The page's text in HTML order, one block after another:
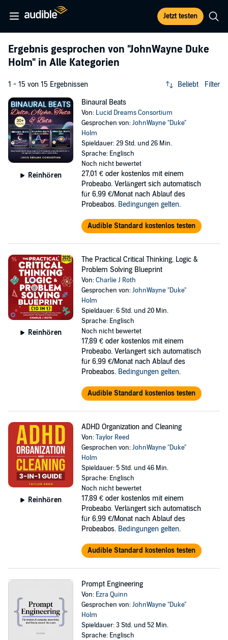
Jetzt testen
Ergebnis gesprochen von "JohnWayne Duke
Holm" in Alle Kategorien
1 - 15 von 15 Ergebnissen Beliebt Filter
Reinhören
Binaural Beats
Von: Lucid Dreams Consortium
Gesprochen von:JohnWayne "Duke"
Holm
Spieldauer: 29 Std. und 26 Min.
Sprache: Englisch
Noch nicht bewertet
27,01 € oder kostenlos mit einem
Probeabo. Verlängert sich automatisch
für 6,99 €/Monat nach Ablauf des
Probeabos. Bedingungen gelten.
Audible Standard kostenlos testen
Reinhören
The Practical Critical Thinking, Logic &
Problem Solving Blueprint
Von:Charlie J Roth
Gesprochen von:JohnWayne "Duke"
Holm
Spieldauer: 6 Std. und 20 Min.
Sprache: Englisch
Noch nicht bewertet
17,89 € oder kostenlos mit einem
Probeabo. Verlängert sich automatisch
für 6,99 €/Monat nach Ablauf des
Probeabos. Bedingungen gelten.
Audible Standard kostenlos testen
Reinhören
ADHD Organization and Cleaning
Von:Taylor Reed
Gesprochen von:JohnWayne "Duke"
Holm
Spieldauer: 5 Std. und 46 Min.
Sprache: Englisch
Noch nicht bewertet
17,89 € oder kostenlos mit einem
Probeabo. Verlängert sich automatisch
für 6,99 €/Monat nach Ablauf des
Probeabos. Bedingungen gelten.
Audible Standard kostenlos testen
Prompt Engineering
Von: Ezra Quinn
Gesprochen von:JohnWayne "Duke"
Holm
Spieldauer: 3 Std. und 52 Min.
Sprache: Englisch